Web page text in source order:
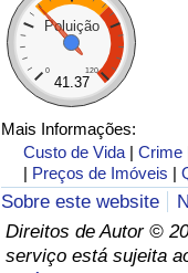
Poluição
0 120
41.37
Mais Informações:
Custo de Vida |Crime
| Preços de Imóveis |
Sobre este website
Direitos de Autor ©
serviço está sujeita